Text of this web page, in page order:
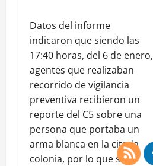
Datos del informe
indicaron que siendo las
17:40 horas, del 6 de enero,
agentes que realizaban
recorrido de vigilancia
preventiva recibieron un
reporte del C5 sobre una
persona que portaba un
arma blanca en la citada
colonia, por lo que se